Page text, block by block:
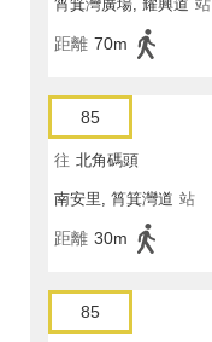
筲箕灣廣場, 耀興道 站
距離 70m
85
往 北角碼頭
南安里, 筲箕灣道 站
距離 30m
85